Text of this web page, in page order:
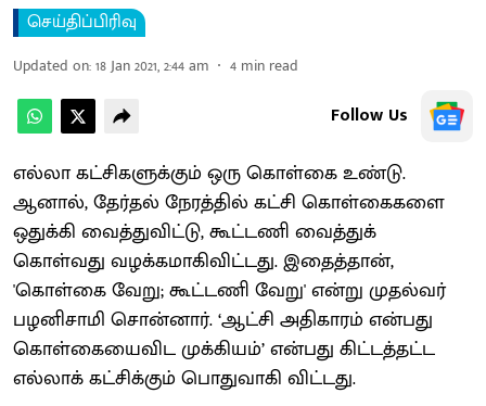
செய்திப்பிரிவு
Updated on:18 Jan 2021, 2:44 am 4 min read
Follow Us
எல்லா கட்சிகளுக்கும் ஒரு கொள்கை உண்டு.
ஆனால், தேர்தல் நேரத்தில் கட்சி கொள்கைகளை
ஒதுக்கி வைத்துவிட்டு, கூட்டணி வைத்துக்
கொள்வது வழக்கமாகிவிட்டது. இதைத்தான்,
'கொள்கை வேறு; கூட்டணி வேறு' என்று முதல்வர்
பழனிசாமி சொன்னார். ‘ஆட்சி அதிகாரம் என்பது
கொள்கையைவிட முக்கியம்’ என்பது கிட்டத்தட்ட
எல்லாக் கட்சிக்கும் பொதுவாகி விட்டது.